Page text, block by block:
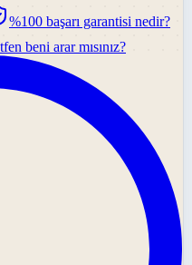
%100 başarı garantisi nedir?
beni arar mısınız?